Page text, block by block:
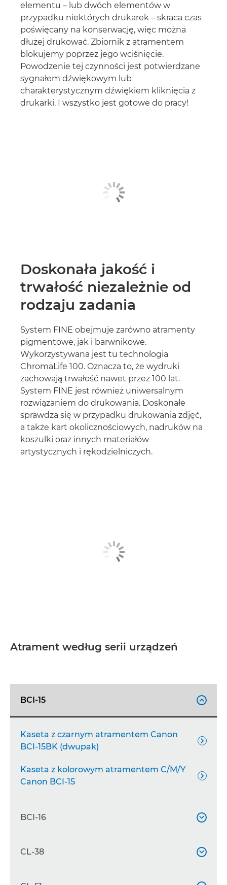
elementu – lub dwóch elementów w
przypadku niektórych drukarek – skraca czas
poświęcany na konserwację, więc można
dłużej drukować. Zbiornik z atramentem
blokujemy poprzez jego wciśnięcie.
Powodzenie tej czynności jest potwierdzane
sygnałem dźwiękowym lub
charakterystycznym dźwiękiem kliknięcia z
drukarki. I wszystko jest gotowe do pracy!
Doskonała jakość i
trwałość niezależnie od
rodzaju zadania
System FINE obejmuje zarówno atramenty
pigmentowe, jak i barwnikowe.
Wykorzystywana jest tu technologia
ChromaLife 100. Oznacza to, że wydruki
zachowają trwałość nawet przez 100 lat.
System FINE jest również uniwersalnym
rozwiązaniem do drukowania. Doskonałe
sprawdza się w przypadku drukowania zdjęć,
a także kart okolicznościowych, nadruków na
koszulki oraz innych materiałów
artystycznych i rękodzielniczych.
Atrament według serii urządzeń
BCI-15 
Kaseta z czarnym atramentem Canon
BCI-15BK (dwupak)

Kaseta z kolorowym atramentem C/M/Y
Canon BCI-15

BCI-16 
Kaseta z kolorowym atramentem Canon

CL-38 